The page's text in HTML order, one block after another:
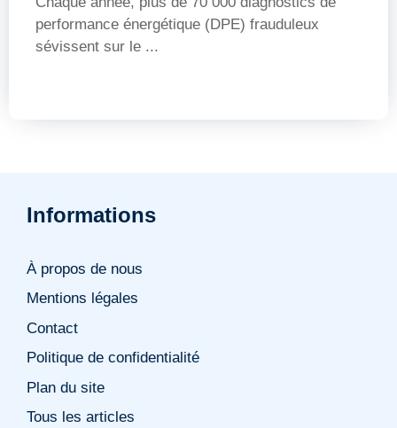
performance énergétique (DPE) frauduleux
sévissent sur le ...
Informations
À propos de nous
Mentions légales
Contact
Politique de confidentialité
Plan du site
Tous les articles